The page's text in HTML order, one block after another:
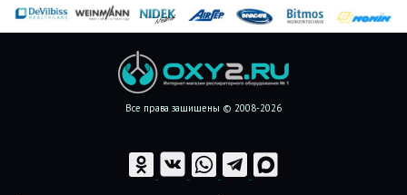
Все права защищены © 2008-2026